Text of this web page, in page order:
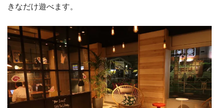
きなだけ遊べます。